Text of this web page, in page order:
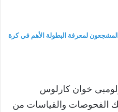
ما يحتاجه المشجعون لمعرفة البطولة الأهم في كرة
خوان كارلوس
الفحوصات والقياسات من